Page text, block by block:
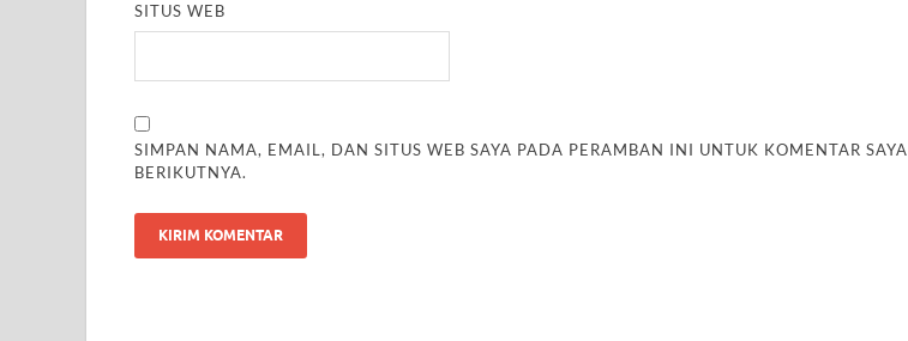
SITUS WEB
SIMPAN NAMA, EMAIL, DAN SITUS WEB SAYA PADA PERAMBAN INI UNTUK KOMENTAR SAYA
BERIKUTNYA.